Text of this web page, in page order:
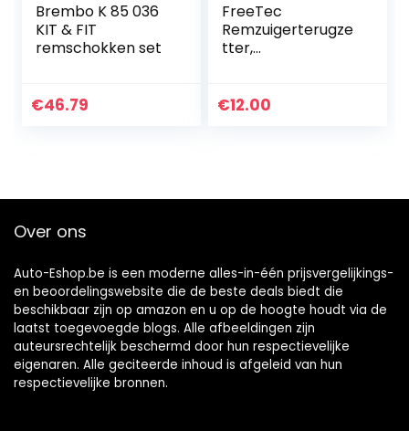
Brembo K 85 036
KIT & FIT
remschokken set
€46.79
FreeTec
Remzuigerterugze
tter,
Ford Audi, VW,
€12.00
Over ons
Auto-Eshop.be is een moderne alles-in-één prijsvergelijkings-
en beoordelingswebsite die de beste deals biedt die
beschikbaar zijn op amazon en u op de hoogte houdt via de
laatst toegevoegde blogs. Alle afbeeldingen zijn
auteursrechtelijk beschermd door hun respectievelijke
eigenaren. Alle geciteerde inhoud is afgeleid van hun
respectievelijke bronnen.